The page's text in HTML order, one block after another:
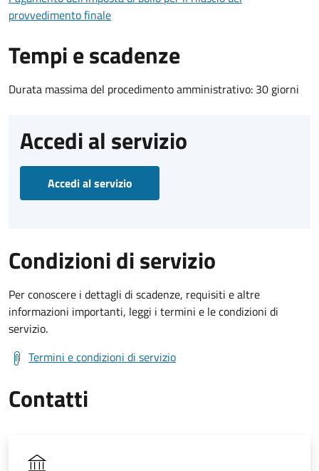
provvedimento finale
Tempi e scadenze
Durata massima del procedimento amministrativo: 30 giorni
Accedi al servizio
Accedi al servizio
Condizioni di servizio
Per conoscere i dettagli di scadenze, requisiti e altre
informazioni importanti, leggi i termini e le condizioni di
servizio.
Termini e condizioni di servizio
Contatti